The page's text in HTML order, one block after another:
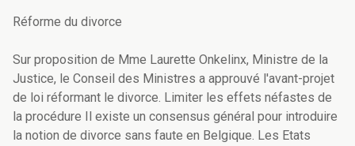
Réforme du divorce
Sur proposition de Mme Laurette Onkelinx, Ministre de la
Justice, le Conseil des Ministres a approuvé l'avant-projet
de loi réformant le divorce. Limiter les effets néfastes de
la procédure Il existe un consensus général pour introduire
la notion de divorce sans faute en Belgique. Les Etats